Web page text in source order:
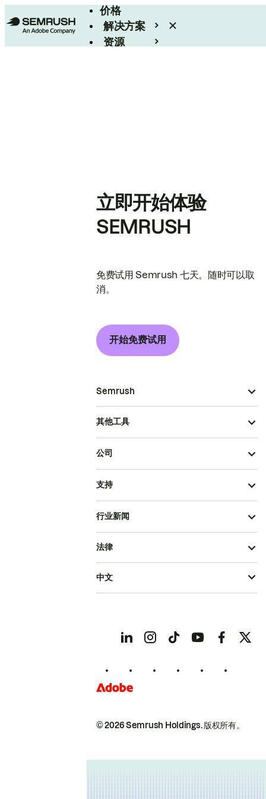
价格
解决方案
资源
立即开始体验
SEMRUSH
免费试用 Semrush 七天。随时可以取
消。
开始免费试用
Semrush
其他工具
公司
支持
行业新闻
© 2026 Semrush Holdings.版权所有。
法律
中文